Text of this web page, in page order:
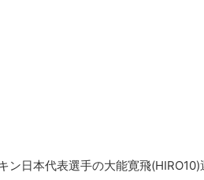
日本代表選手の大能寛飛(HIRO10)